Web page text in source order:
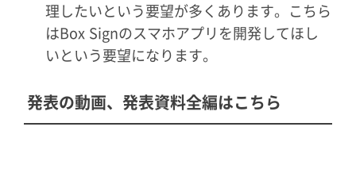
理したいという要望が多くあります。こちら
はBox Signのスマホアプリを開発してほし
いという要望になります。
発表の動画、発表資料全編はこちら